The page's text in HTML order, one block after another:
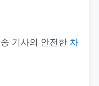
기사의 안전한 차